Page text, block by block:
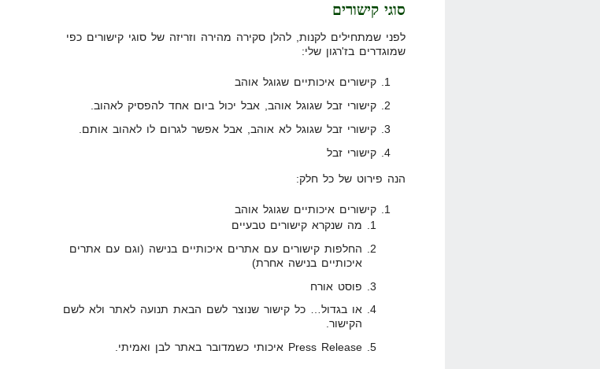
סוגי קישורים
לפני שמתחילים לקנות, להלן סקירה מהירה וזריזה של סוגי קישורים כפי
שמוגדרים בז'רגון שלי:
קישורים איכותיים שגוגל אוהב
קישורי זבל שגוגל אוהב, אבל יכול ביום אחד להפסיק לאהוב.
קישורי זבל שגוגל לא אוהב, אבל אפשר לגרום לו לאהוב אותם.
קישורי זבל
הנה פירוט של כל חלק:
קישורים איכותיים שגוגל אוהב
מה שנקרא קישורים טבעיים
החלפות קישורים עם אתרים איכותיים בנישה (וגם עם אתרים
איכותיים בנישה אחרת)
פוסט אורח
או בגדול… כל קישור שנוצר לשם הבאת תנועה לאתר ולא לשם
הקישור.
Press Release איכותי כשמדובר באתר לבן ואמיתי.